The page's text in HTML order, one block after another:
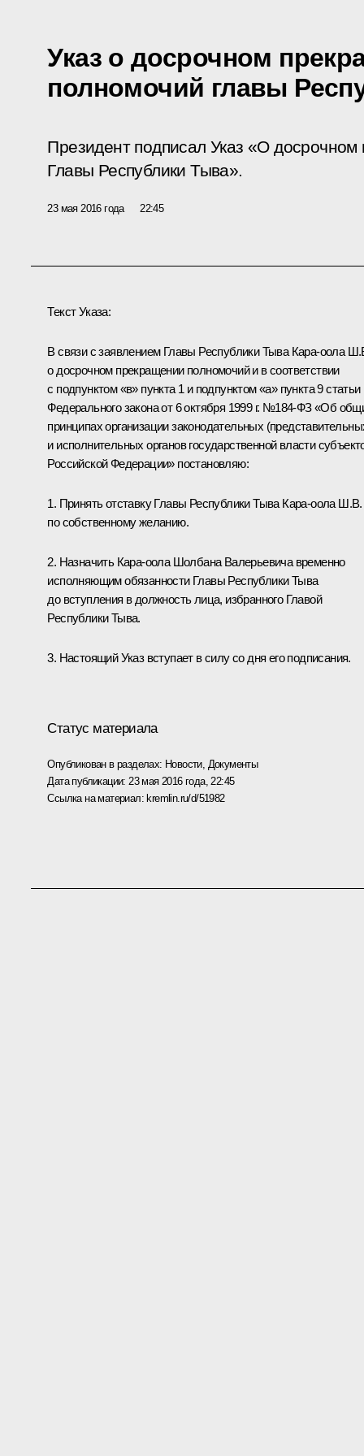
Указ о досрочном
полномочий главы
Президент подписал Указ «О
Главы Республики Тыва».
23 мая 2016 года 22:45
Текст Указа:
В связи с заявлением Главы Республики Тыва Кара-оола
о досрочном прекращении полномочий и в соответствии
с подпунктом «в» пункта 1 и подпунктом «а» пункта 9 статьи
Федерального закона от 6 октября 1999 г. №184-ФЗ «Об
принципах организации законодательных
и исполнительных органов государственной власти
Российской Федерации» постановляю:
1. Принять отставку Главы Республики Тыва Кара-оола Ш.В.
по собственному желанию.
2. Назначить Кара-оола Шолбана Валерьевичавременно
исполняющим обязанности Главы Республики Тыва
до вступления в должность лица, избранного Главой
Республики Тыва.
3. Настоящий Указ вступает в силу со дня его подписания.
Статус материала
Опубликован в разделах: Новости, Документы
Дата публикации: 23 мая 2016 года, 22:45
Ссылка на материал: kremlin.ru/d/51982